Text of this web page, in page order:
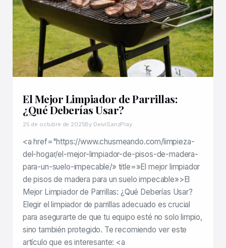
El Mejor Limpiador de Parrillas:
¿Qué Deberías Usar?
25 de octubre de 2025By DeiviSanzPlay
<a href="https://www.chusmeando.com/limpieza-
del-hogar/el-mejor-limpiador-de-pisos-de-madera-
para-un-suelo-impecable/» title=»El mejor limpiador
de pisos de madera para un suelo impecable»>El
Mejor Limpiador de Parrillas: ¿Qué Deberías Usar?
Elegir el limpiador de parrillas adecuado es crucial
para asegurarte de que tu equipo esté no solo limpio,
sino también protegido. Te recomiendo ver este
artículo que es interesante: <a